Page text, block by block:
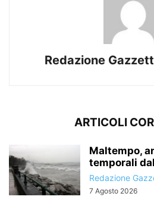
Redazione
ARTICOLI
Maltempo,
temporali
Redazione
7 Agosto 2026